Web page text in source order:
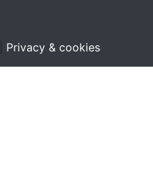
Privacy & cookies